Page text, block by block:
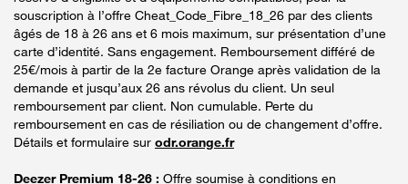
souscription à l’offre Cheat_Code_Fibre_18_26 par des clients
âgés de 18 à 26 ans et 6 mois maximum, sur présentation d’une
carte d’identité. Sans engagement. Remboursement différé de
25€/mois à partir de la 2e facture Orange après validation de la
demande et jusqu’aux 26 ans révolus du client. Un seul
remboursement par client. Non cumulable. Perte du
remboursement en cas de résiliation ou de changement d’offre.
Détails et formulaire sur odr.orange.fr
Deezer Premium 18-26 : Offre soumise à conditions en